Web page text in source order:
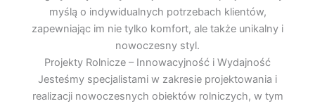
myślą o indywidualnych potrzebach klientów,
zapewniając im nie tylko komfort, ale także unikalny i
nowoczesny styl.
Projekty Rolnicze – Innowacyjność i Wydajność
Jesteśmy specjalistami w zakresie projektowania i
realizacji nowoczesnych obiektów rolniczych, w tym